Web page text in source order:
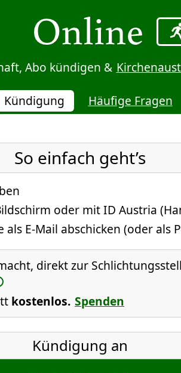
Abo kündigen &
Kündigung Häufige Fragen
So einfach geht’s
oder mit ID Austria
E-Mail abschicken (oder als
direkt zur
kostenlos. Spenden
Kündigung an